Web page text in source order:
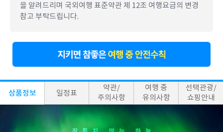
을 알려드리며 국외여행 표준약관 제 12조 여행요금의 변경
참고 부탁드립니다.
상품정보 일정표
약관/
주의사항
여행 중
유의사항
선택관광/
쇼핑안내